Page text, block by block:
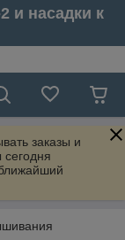
и насадки к
заказы и